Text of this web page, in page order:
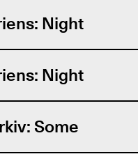
Night
Night
Some